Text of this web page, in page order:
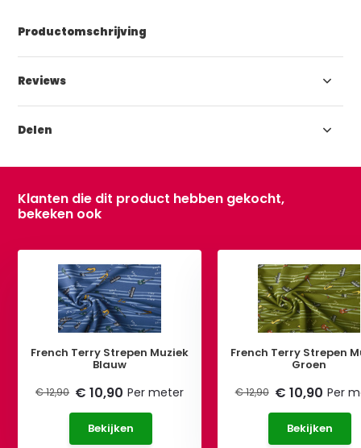
Productomschrijving
Reviews
Delen
Klanten die dit product hebben gekocht,
bekeken ook
French Terry Strepen Muziek
Blauw
€ 12,90 € 10,90 Per meter
Bekijken
French Terry Strepen
Groen
€ 12,90 € 10,90 Per
Bekijken